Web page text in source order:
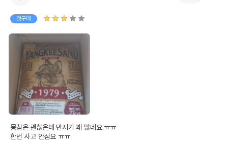
첫구매
뭉침은 괜찮은데 먼지가 꽤 많네요 ㅠㅠ
한번 사고 안삼요 ㅠㅠ